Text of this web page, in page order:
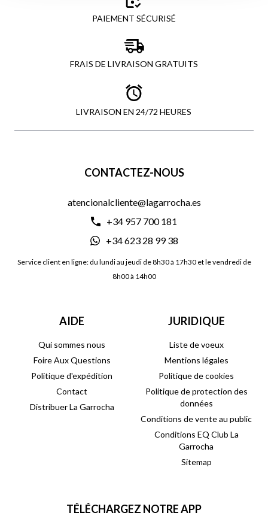
PAIEMENT SÉCURISÉ
FRAIS DE LIVRAISON GRATUITS
LIVRAISON EN 24/72 HEURES
CONTACTEZ-NOUS
atencionalcliente@lagarrocha.es
+34 957 700 181
+34 623 28 99 38
Service client en ligne: du lundi au jeudi de 8h30 à 17h30 et le vendredi de
8h00 à 14h00
AIDE
Qui sommes nous
Foire Aux Questions
Politique d'expédition
Contact
Distribuer La Garrocha
JURIDIQUE
Liste de voeux
Mentions légales
Politique de cookies
Politique de protection des
données
Conditions de vente au public
Conditions EQ Club La
Garrocha
Sitemap
TÉLÉCHARGEZ NOTRE APP